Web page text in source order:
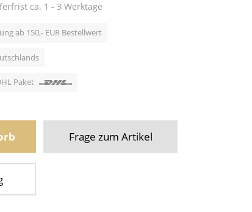
ca. 1 - 3 Werktage
ab 150,- EUR Bestellwert
Paket
Frage zum Artikel